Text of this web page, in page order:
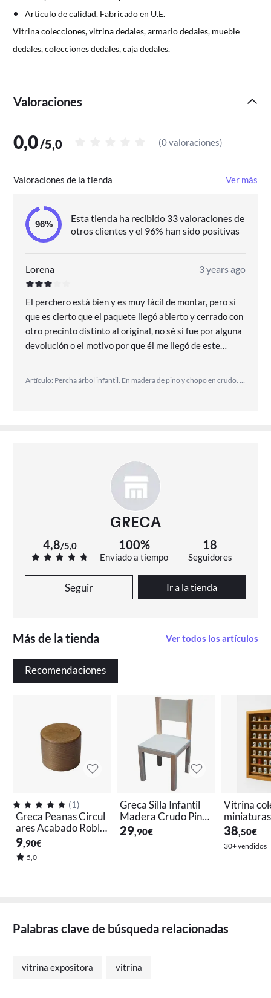
Artículo de calidad. Fabricado en U.E.
Vitrina colecciones, vitrina dedales, armario dedales, mueble
dedales, colecciones dedales, caja dedales.
Valoraciones
0,0/5,0 (0 valoraciones)
Valoraciones de la tienda Ver más
Esta tienda ha recibido 33 valoraciones de
otros clientes y el 96% han sido positivas
Lorena 3 years ago
El perchero está bien y es muy fácil de montar, pero sí
que es cierto que el paquete llegó abierto y cerrado con
otro precinto distinto al original, no sé si fue por alguna
devolución o el motivo por que él me llegó de este
GRECA
4,8/5,0 100%
Enviado a tiempo
18
Seguidores
Seguir Ir a la tienda
Más de la tienda Ver todos los artículos
Recomendaciones
(1)
Greca Peanas Circul
ares Acabado Roble
- Altura 6.5 Cms - M
adera Maciza - Vari
as Medidas
9,90€
5,0
Greca Silla Infantil
Madera Crudo Pinta
r Decorar Chopo Pin
o 31x31x60cm
29,90€
Vitrina
o Barniz
idas
to): 30 * 5
38,50€
30+ vendidos
Palabras clave de búsqueda relacionadas
vitrina expositora vitrina